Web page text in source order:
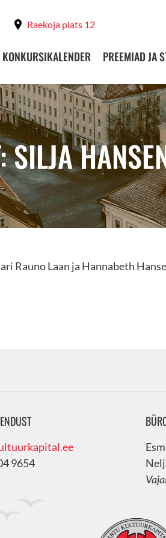
Raekoja plats 12
KONKURSIKALENDER PREEMIAD JA
SILJA
Rauno Laan ja Hannabeth
9654